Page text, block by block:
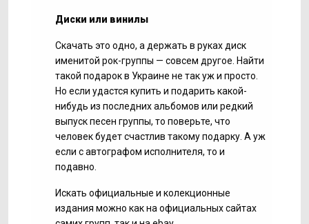
Диски или винилы
Скачать это одно, а держать в руках диск
именитой рок-группы — совсем другое. Найти
такой подарок в Украине не так уж и просто.
Но если удастся купить и подарить какой-
нибудь из последних альбомов или редкий
выпуск песен группы, то поверьте, что
человек будет счастлив такому подарку. А уж
если с автографом исполнителя, то и
подавно.
Искать официальные и колекционные
издания можно как на официальных сайтах